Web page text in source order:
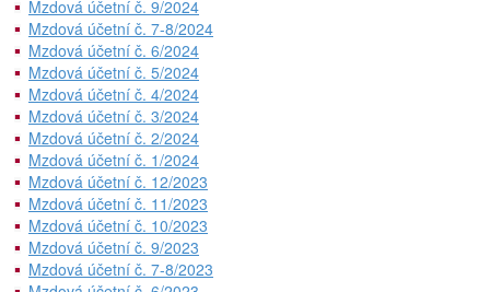
Mzdová účetní č. 9/2024
Mzdová účetní č. 7-8/2024
Mzdová účetní č. 6/2024
Mzdová účetní č. 5/2024
Mzdová účetní č. 4/2024
Mzdová účetní č. 3/2024
Mzdová účetní č. 2/2024
Mzdová účetní č. 1/2024
Mzdová účetní č. 12/2023
Mzdová účetní č. 11/2023
Mzdová účetní č. 10/2023
Mzdová účetní č. 9/2023
Mzdová účetní č. 7-8/2023